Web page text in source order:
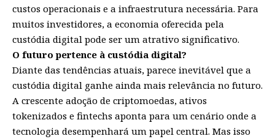
custos operacionais e a infraestrutura necessária. Para
muitos investidores, a economia oferecida pela
custódia digital pode ser um atrativo significativo.
O futuro pertence à custódia digital?
Diante das tendências atuais, parece inevitável que a
custódia digital ganhe ainda mais relevância no futuro.
A crescente adoção de criptomoedas, ativos
tokenizados e fintechs aponta para um cenário onde a
tecnologia desempenhará um papel central. Mas isso